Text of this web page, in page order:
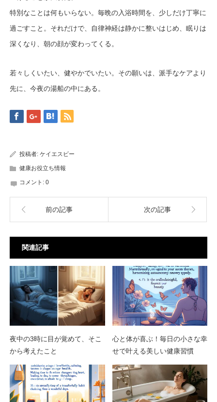
特別なことは何もいらない。毎晩の入浴時間を、少しだけ丁寧に
過ごすこと。それだけで、自律神経は静かに整いはじめ、眠りは
深くなり、朝の顔が変わってくる。
若々しくいたい、健やかでいたい。その願いは、派手なケアより
先に、今夜の湯船の中にある。
投稿者: ケイエスビー
健康お役立ち情報
コメント: 0
前の記事 次の記事
関連記事
夜中の3時に目が覚めて、そこ
から考えたこと
心と体が喜ぶ！毎日の小さな幸
せで叶える美しい健康習慣